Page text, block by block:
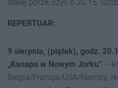
stałej porze, czyli o 20.15.
REPERTUAR:
9 sierpnia, (piątek), godz.
„Kanapa w Nowym Jorku” –
Belgia/Francja/USA/Niemcy;